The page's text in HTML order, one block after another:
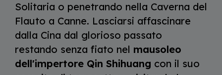
Solitaria o penetrando nella Caverna del
Flauto a Canne. Lasciarsi affascinare
dalla Cina dal glorioso passato
restando senza fiato nel mausoleo
dell'impertore Qin Shihuang con il suo